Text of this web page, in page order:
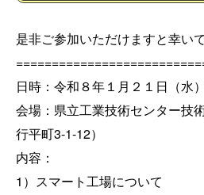
是非ご参加いただけますと幸いで
日時： 令和８年１月２１日 （水
会場：県立工業技術センター技
行平町3-1-12）
内容：
1）スマート工場について